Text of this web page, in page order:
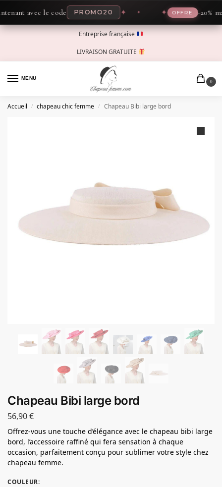
avec le code PROMO20 ✦ OFFRE -20%
Entreprise française
LIVRAISON GRATUITE
MENU
0
Accueil / chapeau chic femme / Chapeau Bibi large bord
Chapeau Bibi large bord
56,90€
Offrez-vous une touche d’élégance avec le chapeau bibi large
bord, l’accessoire raffiné qui fera sensation à chaque
occasion, parfaitement conçu pour sublimer votre style chez
chapeau femme.
COULEUR: